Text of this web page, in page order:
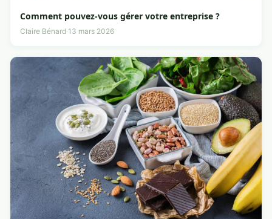
Comment pouvez-vous gérer votre entreprise ?
Claire Bénard·13 mars 2026